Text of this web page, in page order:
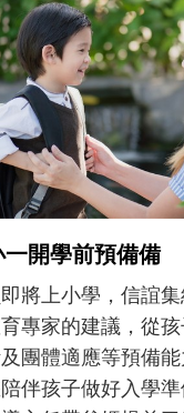
和孩子一起
懂父親的
沒有人天生
在一次次「
著孩子一起
體遊戲，到
決問題的能
同的模樣，
歷程。